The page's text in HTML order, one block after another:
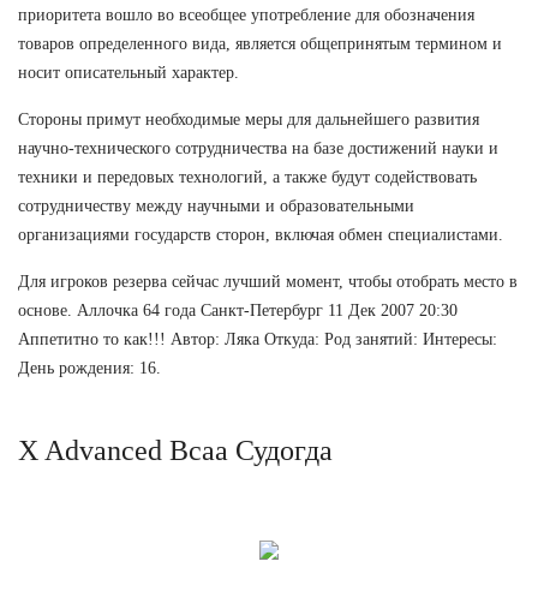
приоритета вошло во всеобщее употребление для обозначения
товаров определенного вида, является общепринятым термином и
носит описательный характер.
Стороны примут необходимые меры для дальнейшего развития
научно-технического сотрудничества на базе достижений науки и
техники и передовых технологий, а также будут содействовать
сотрудничеству между научными и образовательными
организациями государств сторон, включая обмен специалистами.
Для игроков резерва сейчас лучший момент, чтобы отобрать место в
основе. Аллочка 64 года Санкт-Петербург 11 Дек 2007 20:30
Аппетитно то как!!! Автор: Ляка Откуда: Род занятий: Интересы:
День рождения: 16.
X Advanced Bcaa Судогда